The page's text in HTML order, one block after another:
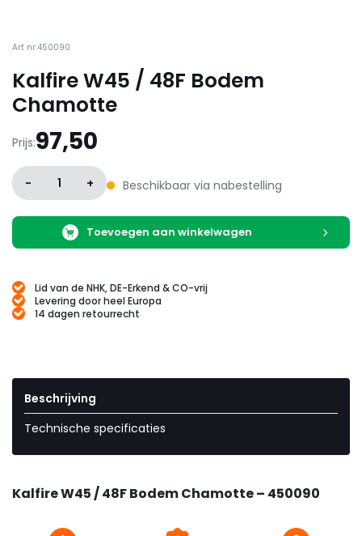
Art nr:450090
Kalfire W45 / 48F Bodem
Chamotte
Prijs:97,50
- 1 + Beschikbaar via nabestelling
Toevoegen aan winkelwagen
Lid van de NHK, DE-Erkend & CO-vrij
Levering door heel Europa
14 dagen retourrecht
Beschrijving
Technische specificaties
Kalfire W45 / 48F Bodem Chamotte – 450090